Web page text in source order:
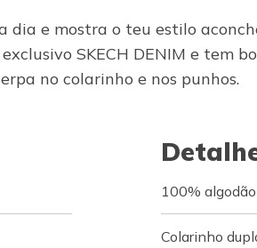
e mostra o teu estilo
SKECH DENIM e tem
no colarinho e nos punhos.
100% algodão
Colarinho